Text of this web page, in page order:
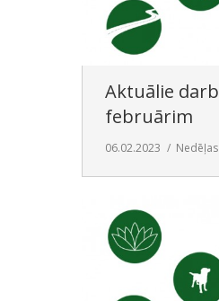
Aktuālie
februārim
06.02.2023